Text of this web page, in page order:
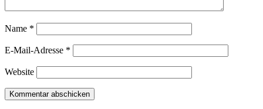
Name *
E-Mail-Adresse *
Website